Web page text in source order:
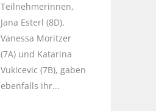
Teilnehmerinnen,
Jana Esterl (8D),
Vanessa Moritzer
(7A) und Katarina
Vukicevic (7B), gaben
ebenfalls ihr...